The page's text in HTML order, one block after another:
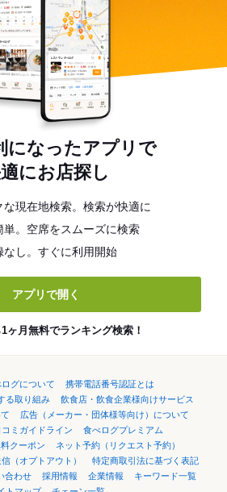
になったアプリで
にお店探し
な現在地検索。検索が快適に
単。空席をスムーズに検索
なし。すぐに利用開始
アプリで開く
ヶ月無料でランキング検索！
グについて
携帯電話番号認証とは
る取り組み
飲食店・飲食企業様向けサービス
広告（メーカー・団体様等向け）について
コミガイドライン
食べログプレミアム
クーポン
ネット予約（リクエスト予約）
（オプトアウト）
特定商取引法に基づく表記
合わせ 採用情報 企業情報
キーワード一覧